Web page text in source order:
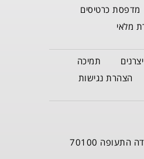
מדפסת כרטיסים
מלאי
יצרנים
תמיכה
הצהרת נגישות